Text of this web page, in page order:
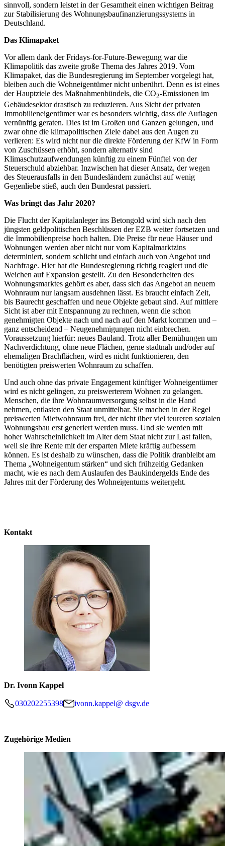
sinnvoll, sondern leistet in der Gesamtheit einen wichtigen Beitrag
zur Stabilisierung des Wohnungsbaufinanzierungssystems in
Deutschland.
Das Klimapaket
Vor allem dank der Fridays-for-Future-Bewegung war die
Klimapolitik das zweite große Thema des Jahres 2019. Vom
Klimapaket, das die Bundesregierung im September vorgelegt hat,
bleiben auch die Wohneigentümer nicht unberührt. Denn es ist eines
der Hauptziele des Maßnahmenbündels, die CO2-Emissionen im
Gebäudesektor drastisch zu reduzieren. Aus Sicht der privaten
Immobilieneigentümer war es besonders wichtig, dass die Auflagen
vernünftig geraten. Dies ist im Großen und Ganzen gelungen, und
zwar ohne die klimapolitischen Ziele dabei aus den Augen zu
verlieren: Es wird nicht nur die direkte Förderung der KfW in Form
von Zuschüssen erhöht, sondern alternativ sind
Klimaschutzaufwendungen künftig zu einem Fünftel von der
Steuerschuld abziehbar. Inzwischen hat dieser Ansatz, der wegen
des Steuerausfalls in den Bundesländern zunächst auf wenig
Gegenliebe stieß, auch den Bundesrat passiert.
Was bringt das Jahr 2020?
Die Flucht der Kapitalanleger ins Betongold wird sich nach den
jüngsten geldpolitischen Beschlüssen der EZB weiter fortsetzen und
die Immobilienpreise hoch halten. Die Preise für neue Häuser und
Wohnungen werden aber nicht nur vom Kapitalmarktzins
determiniert, sondern schlicht und einfach auch von Angebot und
Nachfrage. Hier hat die Bundesregierung richtig reagiert und die
Weichen auf Expansion gestellt. Zu den Besonderheiten des
Wohnungsmarktes gehört es aber, dass sich das Angebot an neuem
Wohnraum nur langsam ausdehnen lässt. Es braucht einfach Zeit,
bis Baurecht geschaffen und neue Objekte gebaut sind. Auf mittlere
Sicht ist aber mit Entspannung zu rechnen, wenn die schon
genehmigten Objekte nach und nach auf den Markt kommen und –
ganz entscheidend – Neugenehmigungen nicht einbrechen.
Voraussetzung hierfür: neues Bauland. Trotz aller Bemühungen um
Nachverdichtung, ohne neue Flächen, gerne stadtnah und/oder auf
ehemaligen Brachflächen, wird es nicht funktionieren, den
benötigten preiswerten Wohnraum zu schaffen.
Und auch ohne das private Engagement künftiger Wohneigentümer
wird es nicht gelingen, zu preiswerterem Wohnen zu gelangen.
Menschen, die ihre Wohnraumversorgung selbst in die Hand
nehmen, entlasten den Staat unmittelbar. Sie machen in der Regel
preiswerten Mietwohnraum frei, der nicht über viel teureren sozialen
Wohnungsbau erst generiert werden muss. Und sie werden mit
hoher Wahrscheinlichkeit im Alter dem Staat nicht zur Last fallen,
weil sie ihre Rente mit der ersparten Miete kräftig aufbessern
können. Es ist deshalb zu wünschen, dass die Politik dranbleibt am
Thema „Wohneigentum stärken“ und sich frühzeitig Gedanken
macht, wie es nach dem Auslaufen des Baukindergelds Ende des
Jahres mit der Förderung des Wohneigentums weitergeht.
Kontakt
Dr. Ivonn Kappel
030202255398 ivonn.kappel@ dsgv.de
Zugehörige Medien